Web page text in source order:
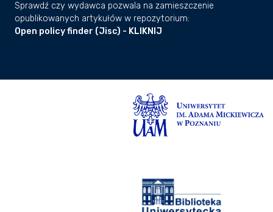
Sprawdź czy wydawca pozwala na zamieszczenie
opublikowanych artykułów w repozytorium:
Open policy finder (Jisc) - KLIKNIJ